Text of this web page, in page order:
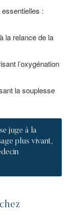
:
la relance de la
l’oxygénation
la souplesse
juge à la
plus vivant,